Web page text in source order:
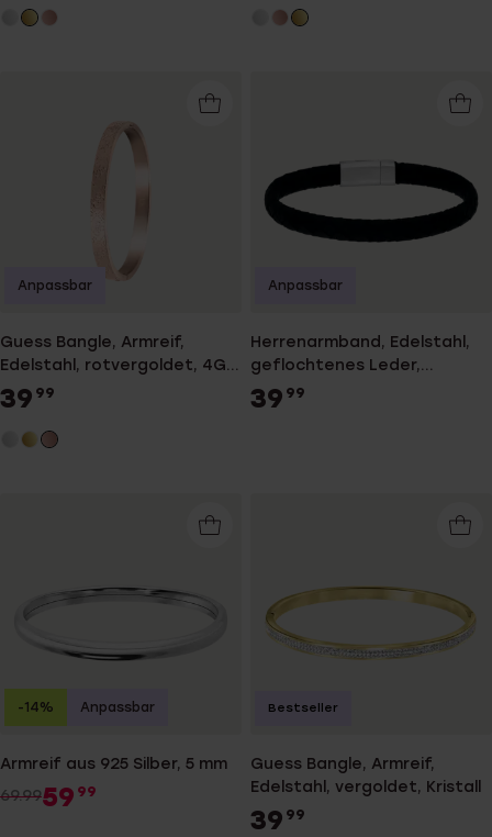
Guess Bangle, Armreif,
Edelstahl, rotvergoldet, 4G-
Logo
39 99
Anpassbar
Herrenarmband, Edelstahl,
geflochtenes Leder,
schwarz
39 99
Anpassbar
Armreif aus 925 Silber, 5 mm
69.9959 99
-14% Anpassbar
Guess Bangle, Armreif,
Edelstahl, vergoldet, Kristall
39 99
Bestseller